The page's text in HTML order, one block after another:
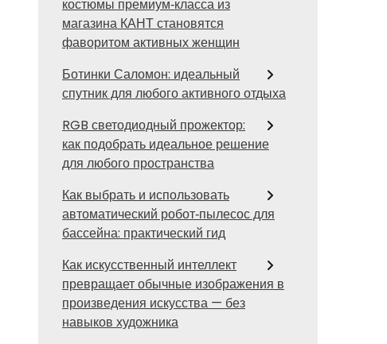
костюмы премиум‑класса из
магазина КАНТ становятся
фаворитом активных женщин
Ботинки Саломон: идеальный
спутник для любого активного отдыха
RGB светодиодный прожектор:
как подобрать идеальное решение
для любого пространства
Как выбрать и использовать
автоматический робот‑пылесос для
бассейна: практический гид
Как искусственный интеллект
превращает обычные изображения в
произведения искусства — без
навыков художника